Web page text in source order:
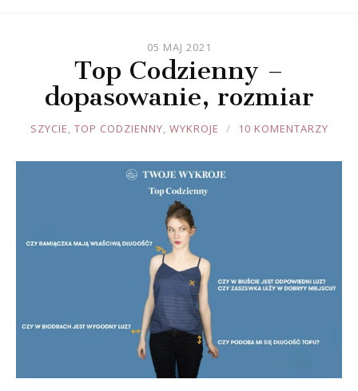
05 MAJ 2021
Top Codzienny –
dopasowanie, rozmiar
JOULE
SZYCIE, TOP CODZIENNY, WYKROJE 10 KOMENTARZY